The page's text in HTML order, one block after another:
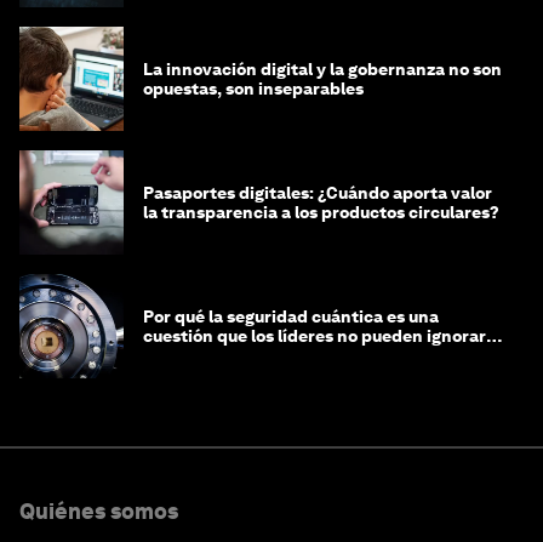
La innovación digital y la gobernanza no son
opuestas, son inseparables
Pasaportes digitales: ¿Cuándo aporta valor
la transparencia a los productos circulares?
Por qué la seguridad cuántica es una
cuestión que los líderes no pueden ignorar
Quiénes somos